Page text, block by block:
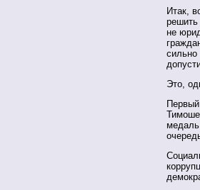
Итак,
не
сильно
Это,